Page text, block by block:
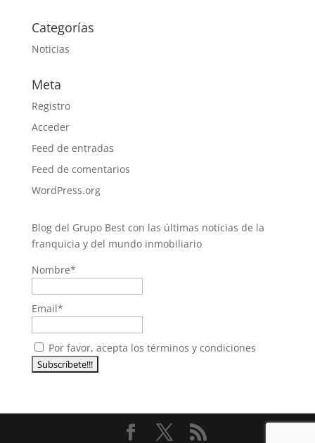
Categorías
Noticias
Meta
Registro
Acceder
Feed de entradas
Feed de comentarios
WordPress.org
Blog del Grupo Best con las últimas noticias de la
franquicia y del mundo inmobiliario
Nombre*
Email*
Por favor, acepta los términos y condiciones